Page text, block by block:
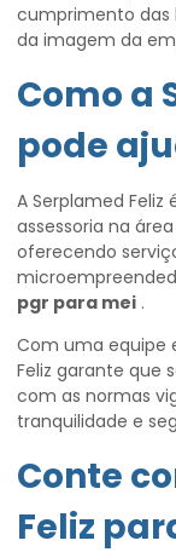
cumprimento das
da imagem da
Como a
pode
A Serplamed
assessoria na
oferecendo
pgr para mei .
Com uma equipe
Feliz garante que
com as normas
tranquilidade e
Conte
Feliz